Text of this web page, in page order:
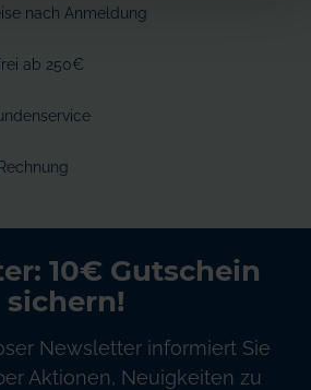
nach Anmeldung
ab 250€
10€ Gutschein
sichern!
Newsletter informiert Sie
Aktionen, Neuigkeiten zu